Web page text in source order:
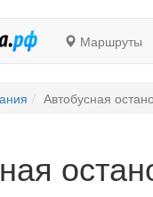
Маршруты
Автобусная